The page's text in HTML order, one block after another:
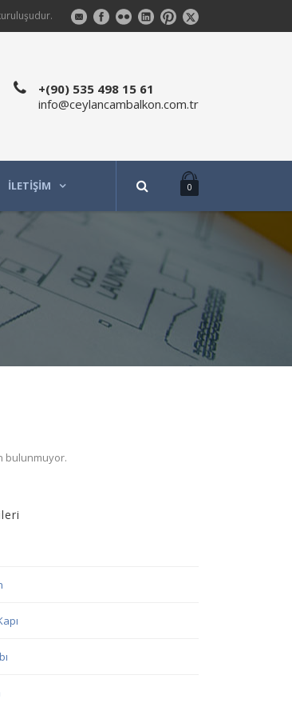
+(90) 535 498 15 61
info@ceylancambalkon.com.tr
İLETIŞIM 0
bulunmuyor.